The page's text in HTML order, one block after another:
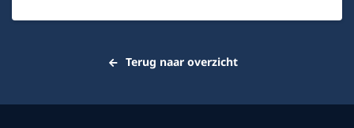
Terug naar overzicht